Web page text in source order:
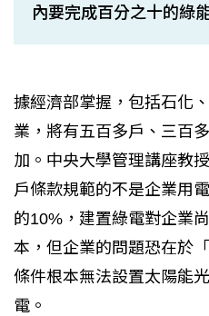
內要完成百分之十的綠
據經濟部掌握，包括石化
業，將有五百多戶、三百
加。中央大學管理講座教
戶條款規範的不是企業用
的10%，建置綠電對企業
本，但企業的問題恐在於
條件根本無法設置太陽能
電。